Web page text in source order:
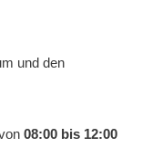
und den
08:00 bis 12:00